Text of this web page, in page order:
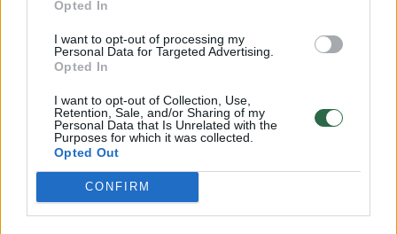
Opted In
I want to opt-out of processing my
Personal Data for Targeted Advertising.
Opted In
I want to opt-out of Collection, Use,
Retention, Sale, and/or Sharing of my
Personal Data that Is Unrelated with the
Purposes for which it was collected.
Opted Out
CONFIRM
Trečiadienio popietę JAV kariuomenė
patvirtino, jog rasta pelkėje panirusi vikšrinė
mašina M88 „Hercules“.
JAV ambasada skelbia, kad dingusieji yra iš 1-
osios brigados, 3-osios pėstininkų divizijos.